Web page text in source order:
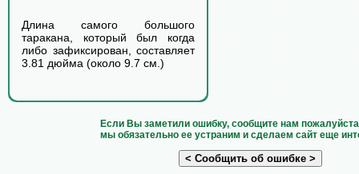
Длина самого большого
таракана, который был когда
либо зафиксирован, составляет
3.81 дюйма (около 9.7 см.)
Если Вы заметили ошибку, сообщите нам
мы обязательно ее устраним и сделаем сайт еще